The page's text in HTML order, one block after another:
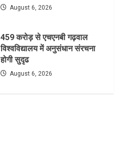
August 6, 2026
459 करोड़ से एचएनबी गढ़वाल
विश्वविद्यालय में अनुसंधान संरचना
होगी सुदृढ
August 6, 2026